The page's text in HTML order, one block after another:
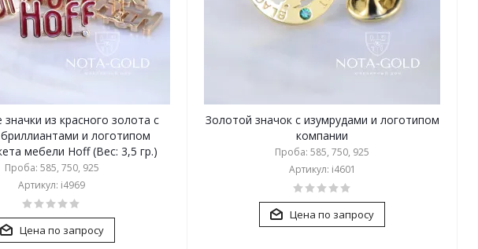
значки из красного золота с
и логотипом
мебели Hoff (Вес: 3,5 гр.)
Проба: 585, 750, 925
Артикул: i4969
Цена по запросу
Золотой значок с изумрудами и логотипом
компании
Проба: 585, 750, 925
Артикул: i4601
Цена по запросу